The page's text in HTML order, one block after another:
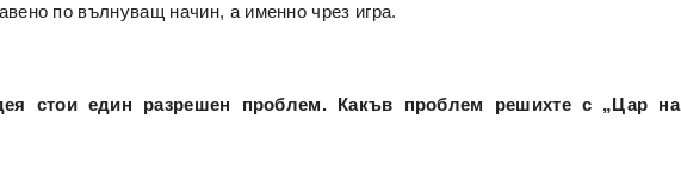
по вълнуващ начин, а именно чрез игра.
стои един разрешен проблем. Какъв проблем решихте с „Цар на